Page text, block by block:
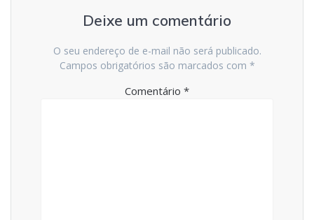
Deixe um comentário
O seu endereço de e-mail não será publicado.
Campos obrigatórios são marcados com *
Comentário *